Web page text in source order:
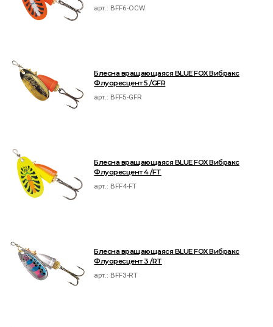
арт.: BFF6-OCW
Блесна вращающаяся BLUE FOX Вибракс
Флуоресцент 5 /GFR
арт.: BFF5-GFR
Блесна вращающаяся BLUE FOX Вибракс
Флуоресцент 4 /FT
арт.: BFF4-FT
Блесна вращающаяся BLUE FOX Вибракс
Флуоресцент 3 /RT
арт.: BFF3-RT